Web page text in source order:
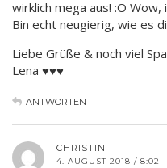
wirklich mega aus! :O
Bin echt neugierig, wie es
Liebe Grüße & noch viel
Lena ♥♥♥
ANTWORTEN
CHRISTIN
4. AUGUST 2018 / 8:02